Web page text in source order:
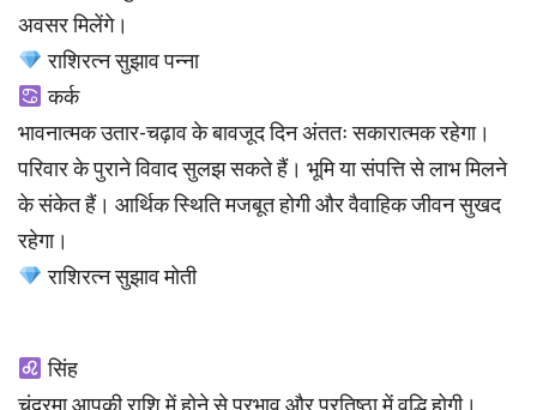
अवसर मिलेंगे।
राशिरत्न सुझाव पन्ना
कर्क
भावनात्मक उतार-चढ़ाव के बावजूद दिन अंततः सकारात्मक रहेगा।
परिवार के पुराने विवाद सुलझ सकते हैं। भूमि या संपत्ति से लाभ मिलने
के संकेत हैं। आर्थिक स्थिति मजबूत होगी और वैवाहिक जीवन सुखद
रहेगा।
राशिरत्न सुझाव मोती
सिंह